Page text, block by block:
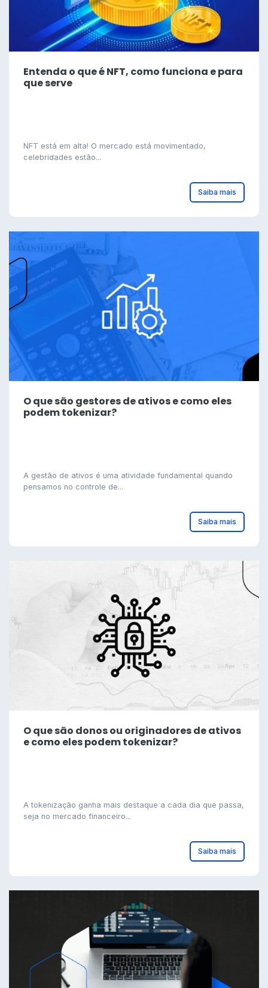
Entenda o que é NFT, como funciona e para
que serve
NFT está em alta! O mercado está movimentado,
celebridades estão...
Saiba mais
O que são gestores de ativos e como eles
podem tokenizar?
A gestão de ativos é uma atividade fundamental quando
pensamos no controle de...
Saiba mais
O que são donos ou originadores de ativos
e como eles podem tokenizar?
A tokenização ganha mais destaque a cada dia que passa,
seja no mercado financeiro...
Saiba mais